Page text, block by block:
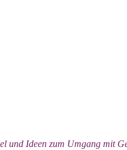
und Ideen zum Umgang mit